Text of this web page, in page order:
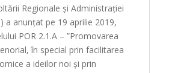
Regionale și Administrației
a anunțat pe 19 aprilie 2019,
POR 2.1.A – ”Promovarea
în special prin facilitarea
a ideilor noi și prin